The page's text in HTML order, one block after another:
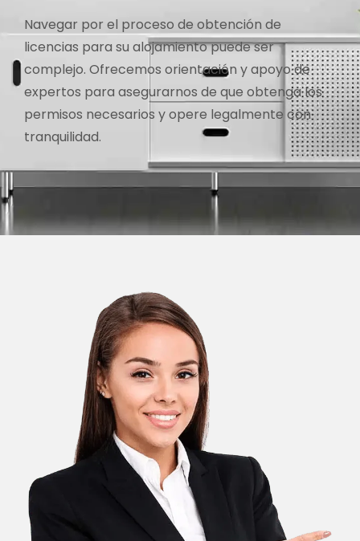
Navegar por el proceso de obtención de
licencias para su alojamiento puede ser
complejo. Ofrecemos orientación y apoyo de
expertos para asegurarnos de que obtenga los
permisos necesarios y opere legalmente con
tranquilidad.